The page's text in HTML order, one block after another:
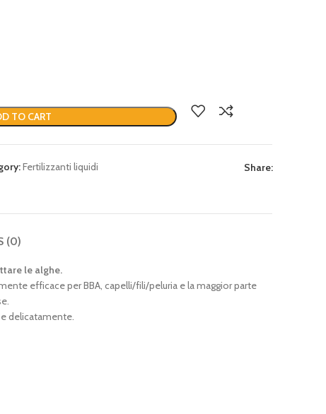
TO CART
Fertilizzanti liquidi Share:
(0)
le alghe.
efficace per BBA, capelli/fili/peluria e la maggior parte
delicatamente.